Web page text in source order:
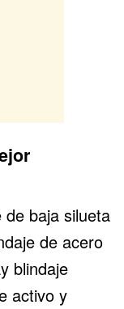
baja silueta
de acero
blindaje
activo y